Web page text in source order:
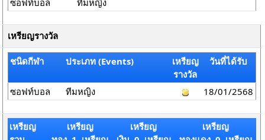
ซอฟท์บอล
ทีมหญิง
เหรียญรางวัล
ชนิดกีฬา ประเภท (Events)
เหรียญ
รางวัล
วันที่ได้รับ
ซอฟท์บอล ทีมหญิง 18/01/2568
เหรียญ
เหรียญ
เหรียญ
เหรียญ